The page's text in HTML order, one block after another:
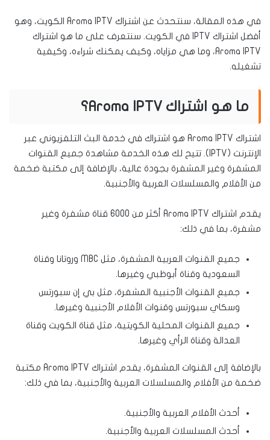
في هذه المقالة، سنتحدث عن اشتراك Aroma IPTV الكويت، وهو
أفضل اشتراك IPTV في الكويت. سنتعرف على ما هو اشتراك
Aroma IPTV، وما هي مزاياه، وكيف يمكنك شراءه، وكيفية
تشغيله.
ما هو اشتراك Aroma IPTV؟
اشتراك Aroma IPTV هو اشتراك في خدمة البث التلفزيوني عبر
الإنترنت (IPTV). تتيح لك هذه الخدمة مشاهدة جميع القنوات
المشفرة وغير المشفرة بجودة عالية، بالإضافة إلى مكتبة ضخمة
من الأفلام والمسلسلات العربية والأجنبية.
يقدم اشتراك Aroma IPTV أكثر من 6000 قناة مشفرة وغير
مشفرة، بما في ذلك:
جميع القنوات العربية المشفرة، مثل MBC وروتانا وقناة
السعودية وقناة أبوظبي وغيرها.
جميع القنوات الأجنبية المشفرة، مثل بي إن سبورتس
وسكاي سبورتس وقنوات الأفلام الأجنبية وغيرها.
جميع القنوات المحلية الكويتية، مثل قناة الكويت وقناة
العدالة وقناة الرأي وغيرها.
بالإضافة إلى القنوات المشفرة، يقدم اشتراك Aroma IPTV مكتبة
ضخمة من الأفلام والمسلسلات العربية والأجنبية، بما في ذلك:
أحدث الأفلام العربية والأجنبية.
أحدث المسلسلات العربية والأجنبية.